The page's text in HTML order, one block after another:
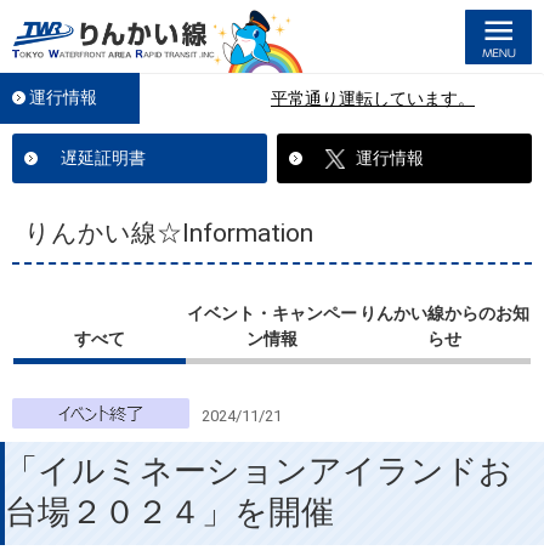
運行情報 平常通り運転しています。
遅延証明書 運行情報
りんかい線☆Information
すべて
イベント・キャンペー
ン情報
りんかい線からのお知
らせ
2024/11/21
「イルミネーションアイランドお
台場２０２４」を開催